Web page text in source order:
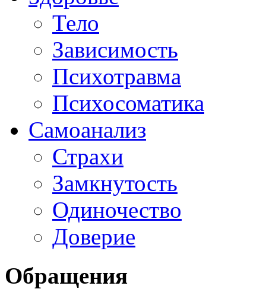
Тело
Зависимость
Психотравма
Психосоматика
Самоанализ
Страхи
Замкнутость
Одиночество
Доверие
Обращения